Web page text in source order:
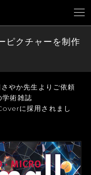
ピクチャーを制作
やか先生よりご依頼
術雑誌
に採用されまし